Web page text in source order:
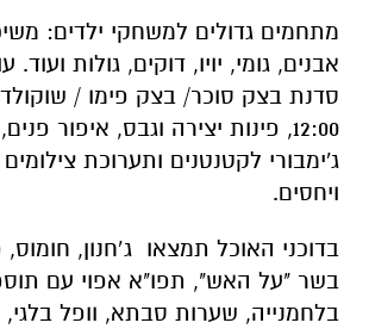
ג'ימבורי לקטנטנים ותערוכת
ויחסים.
בדוכני האוכל תמצאו ג’חנון,
בשר "על האש", תפו"א אפוי עם
בלחמנייה, שערות סבתא, וופל בלגי,
בנוסף – מופע סטנדאפ לילדים עם
בשעות 11:00, 13:00, 15:00